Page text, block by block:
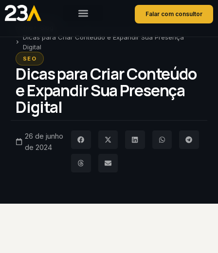
Falar com consultor
Dicas para Criar Conteúdo e Expandir Sua Presença
Digital
SEO
Dicas para Criar Conteúdo
e Expandir Sua Presença
Digital
26 de junho
de 2024